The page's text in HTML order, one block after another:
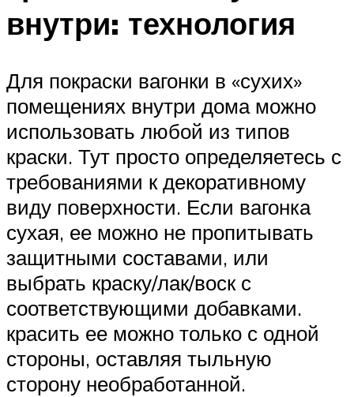
внутри: технология
Для покраски вагонки в «сухих»
помещениях внутри дома можно
использовать любой из типов
краски. Тут просто определяетесь с
требованиями к декоративному
виду поверхности. Если вагонка
сухая, ее можно не пропитывать
защитными составами, или
выбрать краску/лак/воск с
соответствующими добавками.
красить ее можно только с одной
стороны, оставляя тыльную
сторону необработанной.